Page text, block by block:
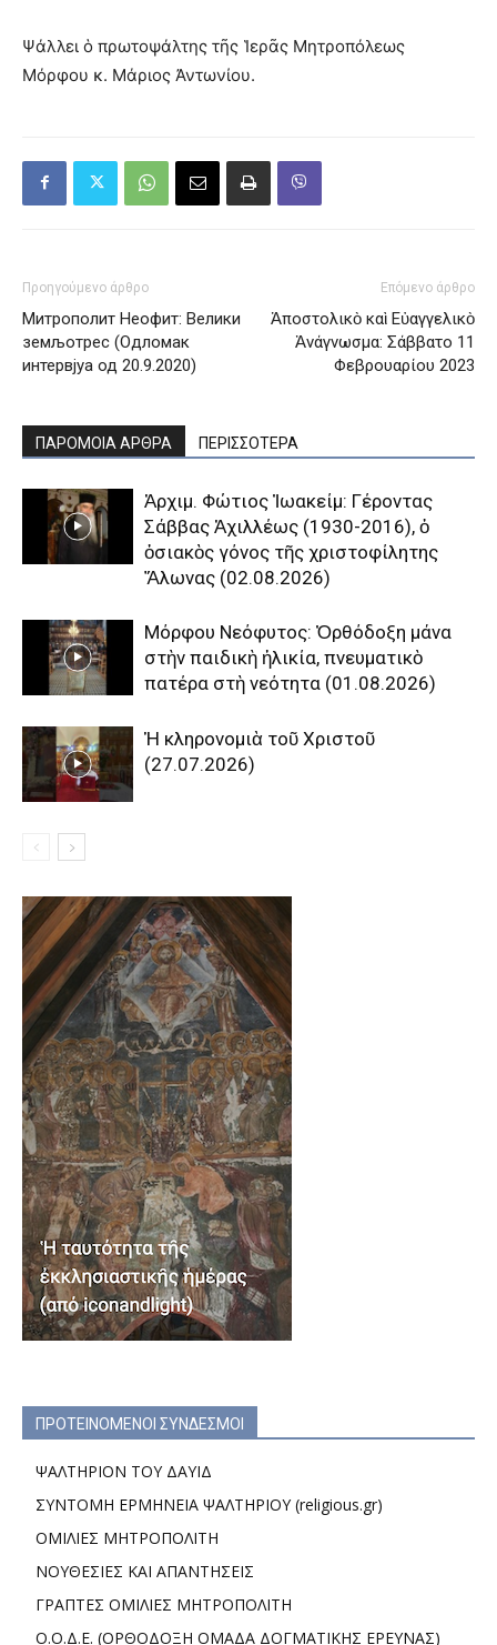
Ψάλλει ὁ πρωτοψάλτης τῆς Ἱερᾶς Μητροπόλεως
Μόρφου κ. Μάριος Ἀντωνίου.
Προηγούμενο άρθρο
Митрополит Неофит: Велики
земљотрес (Одломак
интервјуа од 20.9.2020)
Επόμενο άρθρο
Ἀποστολικὸ καὶ Εὐαγγελικὸ
Ἀνάγνωσμα: Σάββατο 11
Φεβρουαρίου 2023
ΠΑΡΟΜΟΙΑ ΑΡΘΡΑ ΠΕΡΙΣΣΟΤΕΡΑ
Ἀρχιμ. Φώτιος Ἰωακείμ: Γέροντας
Σάββας Ἀχιλλέως (1930-2016), ὁ
ὁσιακὸς γόνος τῆς χριστοφίλητης
Ἅλωνας (02.08.2026)
Μόρφου Νεόφυτος: Ὀρθόδοξη μάνα
στὴν παιδικὴ ἡλικία, πνευματικὸ
πατέρα στὴ νεότητα (01.08.2026)
Ἡ κληρονομιὰ τοῦ Χριστοῦ
(27.07.2026)
ΠΡΟΤΕΙΝΟΜΕΝΟΙ ΣΥΝΔΕΣΜΟΙ
ΨΑΛΤΗΡΙΟΝ ΤΟΥ ΔΑΥΙΔ
ΣΥΝΤΟΜΗ ΕΡΜΗΝΕΙΑ ΨΑΛΤΗΡΙΟΥ (religious.gr)
ΟΜΙΛΙΕΣ ΜΗΤΡΟΠΟΛΙΤΗ
ΝΟΥΘΕΣΙΕΣ ΚΑΙ ΑΠΑΝΤΗΣΕΙΣ
ΓΡΑΠΤΕΣ ΟΜΙΛΙΕΣ ΜΗΤΡΟΠΟΛΙΤΗ
Ο.Ο.Δ.Ε. (ΟΡΘΟΔΟΞΗ ΟΜΑΔΑ ΔΟΓΜΑΤΙΚΗΣ ΕΡΕΥΝΑΣ)